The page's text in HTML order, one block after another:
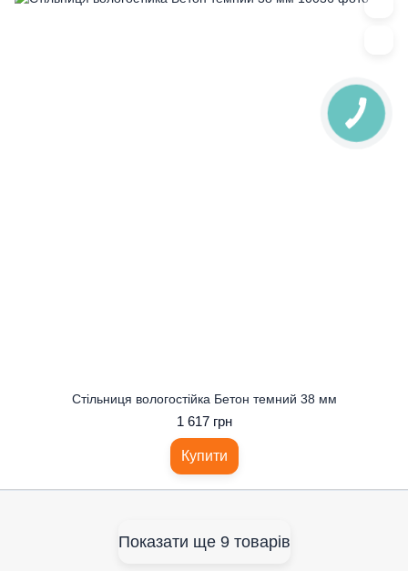
Стільниця вологостійка Бетон темний 38 мм
1 617 грн
Купити
Показати ще 9 товарів